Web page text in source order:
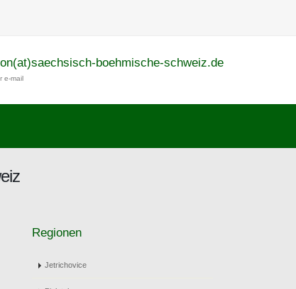
boehmische-schweiz.de
e-mail
Regionen
Jetrichovice